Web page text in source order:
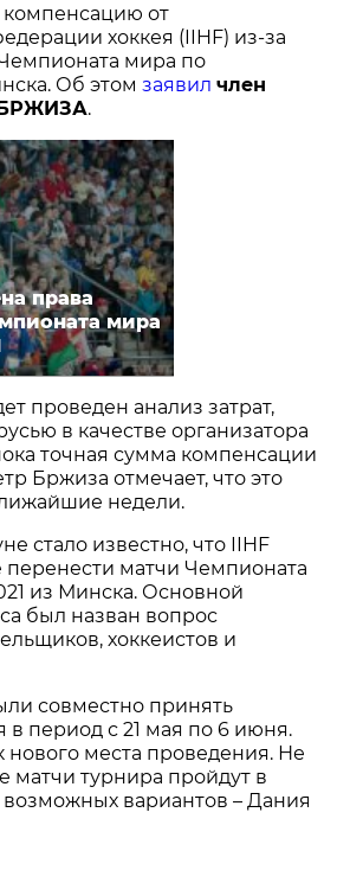
компенсацию от
хоккея (IIHF) из-за
мира по
Об этомзаявил член
БРЖИЗА.
права
мира
проведен анализ затрат,
в качестве организатора
точная сумма компенсации
Бржиза отмечает, что это
недели.
стало известно, что IIHF
матчи Чемпионата
из Минска. Основной
был назван вопрос
хоккеистов и
совместно принять
в период с 21 мая по 6 июня.
нового места проведения. Не
матчи турнира пройдут в
возможных вариантов – Дания